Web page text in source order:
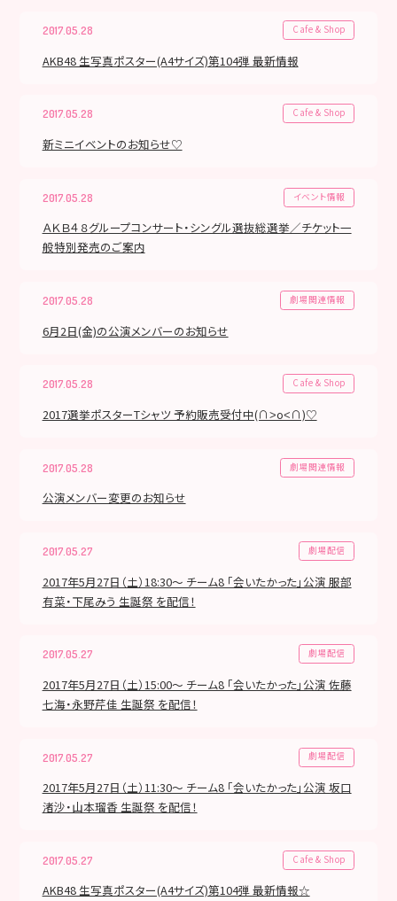
2017.05.28 Cafe & Shop
AKB48 生写真ポスター(A4サイズ)第104弾 最新情報
2017.05.28 Cafe & Shop
新ミニイベントのお知らせ♡
2017.05.28 イベント情報
ＡＫＢ４８グループコンサート・シングル選抜総選挙／チケット一
般特別発売のご案内
2017.05.28 劇場関連情報
6月2日(金)の公演メンバーのお知らせ
2017.05.28 Cafe & Shop
2017選挙ポスターTシャツ 予約販売受付中(∩˃o˂∩)♡
2017.05.28 劇場関連情報
公演メンバー変更のお知らせ
2017.05.27 劇場配信
2017年5月27日（土）18:30～ チーム8 「会いたかった」公演 服部
有菜・下尾みう 生誕祭 を配信！
2017.05.27 劇場配信
2017年5月27日（土）15:00～ チーム8 「会いたかった」公演 佐藤
七海・永野芹佳 生誕祭 を配信！
2017.05.27 劇場配信
2017年5月27日（土）11:30～ チーム8 「会いたかった」公演 坂口
渚沙・山本瑠香 生誕祭 を配信！
2017.05.27 Cafe & Shop
AKB48 生写真ポスター(A4サイズ)第104弾 最新情報☆